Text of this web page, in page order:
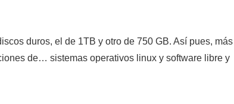
duros, el de 1TB y otro de 750 GB. Así pues, más
de… sistemas operativos linux y software libre y